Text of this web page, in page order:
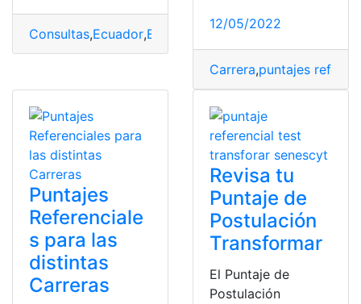
Consultas,Ecuador,Educación Educación Superior
12/05/2022
Carrera,puntajes
Puntajes
Referenciale
s para las
distintas
Carreras
Revisa tu
Puntaje de
Postulación
Transformar
El Puntaje de
Postulación